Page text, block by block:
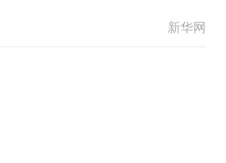
新华网